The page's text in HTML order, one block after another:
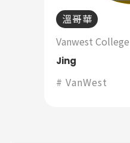
溫哥華
Vanwest College
Jing
VanWest